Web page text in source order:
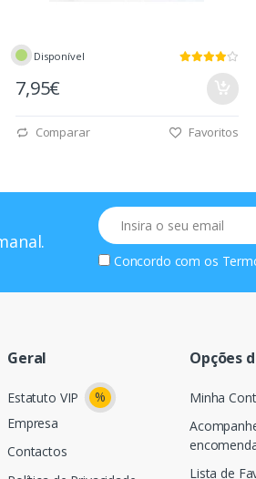
Disponível
7,95€
Comparar Favoritos
Email
Concordo com os
Geral
Estatuto VIP
%
Empresa
Contactos
Opções
Minha
Lista de